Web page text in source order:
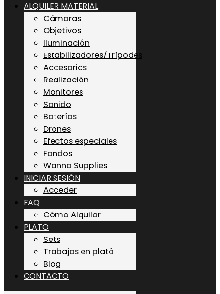
ALQUILER MATERIAL
Cámaras
Objetivos
Iluminación
Estabilizadores/Trípodes
Accesorios
Realización
Monitores
Sonido
Baterías
Drones
Efectos especiales
Fondos
Wanna Supplies
INICIAR SESIÓN
Acceder
FAQ
Cómo Alquilar
PLATO
Sets
Trabajos en plató
Blog
CONTACTO